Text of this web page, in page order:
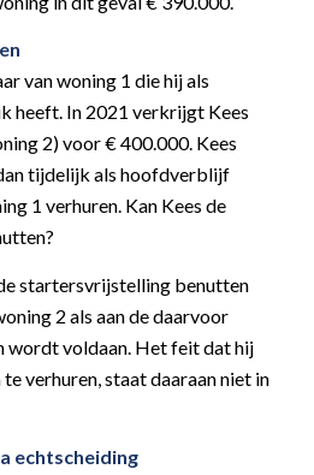
van woning 1 die hij als
heeft. In 2021 verkrijgt Kees
2) voor € 400.000. Kees
tijdelijk als hoofdverblijf
1 verhuren. Kan Kees de
startersvrijstelling benutten
2 als aan de daarvoor
wordt voldaan. Het feit dat hij
verhuren, staat daaraan niet in
echtscheiding